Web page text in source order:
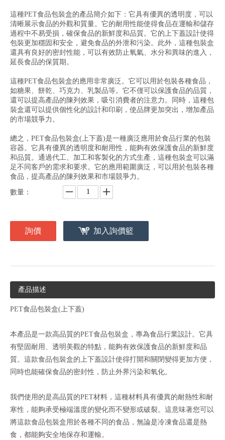
這種PET食品包裝盒的產品簡介如下：它具有優異的透明度，可以
清晰展示食品的外觀和質量。它的耐用性能使得食品在運輸和儲存
過程中不易受損，確保食品的新鮮度和品質。它的上下蓋設計使得
包裝更加穩固和安全，避免食品的外泄和污染。此外，這種包裝盒
還具有良好的密封性能，可以有效防止氧氣、水分和異味的進入，
延長食品的保質期。
這種PET食品包裝盒的應用非常廣泛。它可以用於包裝各種食品，
如糖果、餅乾、巧克力、乳製品等。它不僅可以保護食品的品質，
還可以提高產品的陳列效果，吸引消費者的注意力。同時，這種包
裝盒還可以提供個性化的設計和印刷，使品牌更加突出，增加產品
的市場競爭力。
總之，PET食品包裝盒(上下蓋)是一種廣泛應用於食品行業的包裝
容器。它具有優異的透明度和耐用性，能夠有效保護食品的新鮮度
和品質。通過代工、加工和客製化的方式生產，這種包裝盒可以滿
足不同客戶的需求和要求。它的應用範圍廣泛，可以用於包裝各種
食品，提高產品的陳列效果和市場競爭力。
數量：
詢價 加入詢價籃
產品描述
PET食品包裝盒(上下蓋)
本產品是一款高品質的PET食品包裝盒，專為食品行業設計。它具
有堅固耐用、透明美觀的特點，能夠有效保護食品的新鮮度和品
質。這款食品包裝盒的上下蓋設計使得打開和關閉變得更加方便，
同時也能確保食品的密封性，防止外界污染和氧化。
我們使用的是高品質的PET材料，這種材料具有優異的耐熱性和耐
寒性，能夠承受極端溫度的變化而不變形或破裂。這意味著您可以
將這款食品包裝盒用於各種不同的食品，無論是冷凍食品還是熱
食，都能夠安全地保存和運輸。